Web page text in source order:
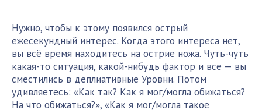
Нужно, чтобы к этому появился острый
ежесекундный интерес. Когда этого интереса нет,
вы всё время находитесь на острие ножа. Чуть-чуть
какая-то ситуация, какой-нибудь фактор и всё — вы
сместились в деплиативные Уровни. Потом
удивляетесь: «Как так? Как я мог/могла обижаться?
На что обижаться?», «Как я мог/могла такое